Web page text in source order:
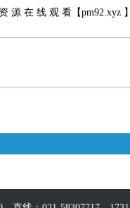
源 在 线 观 看【pm92.xyz